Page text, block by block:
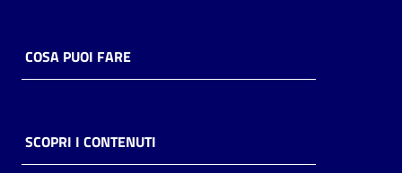
Archivio
COSA PUOI FARE
SCOPRI I CONTENUTI